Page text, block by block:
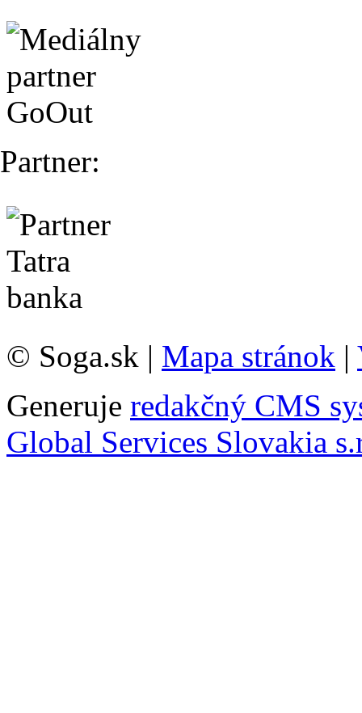
Partner:
© Soga.sk | Mapa stránok |
Generuje redakčný CMS
Global Services Slovakia